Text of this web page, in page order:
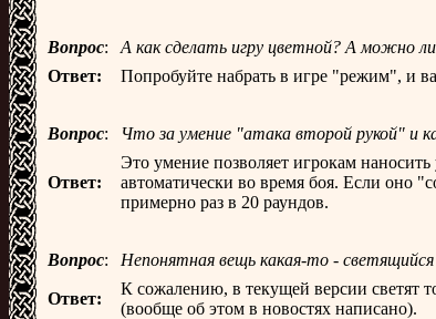
Вопрос:
А как сделать игру цветной? А можно
Ответ:
Попробуйте набрать в игре "режим", и
Вопрос: Что за умение "атака второй рукой" и
Ответ:
Это умение позволяет игрокам
автоматически во время боя. Если оно
примерно раз в 20 раундов.
Вопрос: Непонятная вещь какая-то -
Ответ:
К сожалению, в текущей версии светят
(вообще об этом в новостях написано).